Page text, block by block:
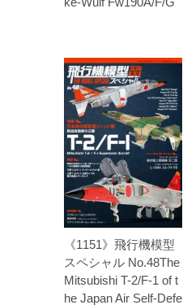
《1151》飛行機模型
スペシャル No.48The
Mitsubishi T-2/F-1 of t
he Japan Air Self-Defe